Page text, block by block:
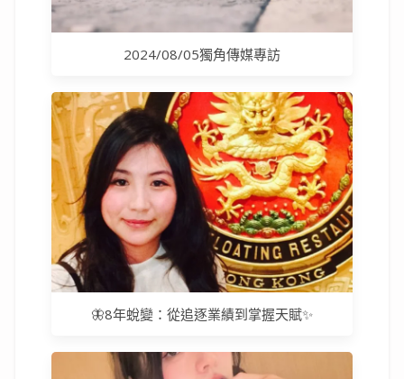
2024/08/05獨角傳媒專訪
🦋8年蛻變：從追逐業績到掌握天賦✨